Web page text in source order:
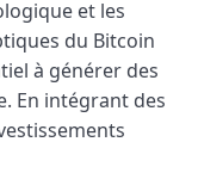
et les
du Bitcoin
à générer des
En intégrant des